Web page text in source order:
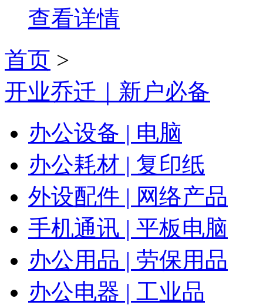
查看详情
首页 >
开业乔迁｜新户必备
办公设备 | 电脑
办公耗材 | 复印纸
外设配件 | 网络产品
手机通讯 | 平板电脑
办公用品 | 劳保用品
办公电器 | 工业品